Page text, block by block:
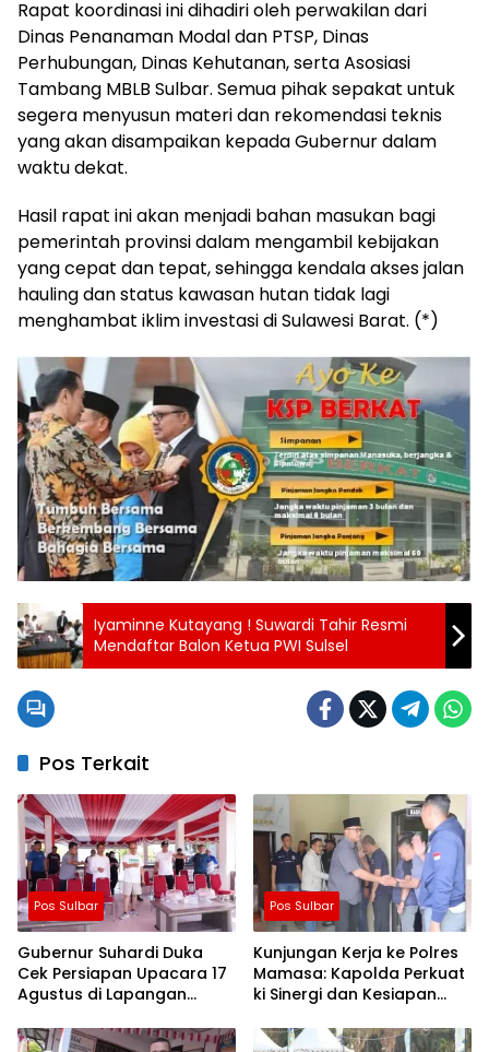
Rapat koordinasi ini dihadiri oleh perwakilan dari
Dinas Penanaman Modal dan PTSP, Dinas
Perhubungan, Dinas Kehutanan, serta Asosiasi
Tambang MBLB Sulbar. Semua pihak sepakat untuk
segera menyusun materi dan rekomendasi teknis
yang akan disampaikan kepada Gubernur dalam
waktu dekat.
Hasil rapat ini akan menjadi bahan masukan bagi
pemerintah provinsi dalam mengambil kebijakan
yang cepat dan tepat, sehingga kendala akses jalan
hauling dan status kawasan hutan tidak lagi
menghambat iklim investasi di Sulawesi Barat. (*)
Iyaminne Kutayang ! Suwardi Tahir Resmi
Mendaftar Balon Ketua PWI Sulsel
Pos Terkait
Pos Sulbar
Gubernur Suhardi Duka
Cek Persiapan Upacara 17
Agustus di Lapangan
Persen
Pos Sulbar
Kunjungan Kerja ke Polres
Mamasa: Kapolda Perkuat
ki Sinergi dan Kesiapan
Wilayah